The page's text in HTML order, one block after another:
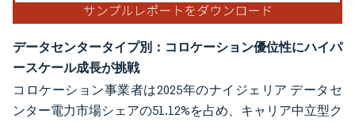
データセンタータイプ別：コロケーション優位性にハイパ
ースケール成長が挑戦
コロケーション事業者は2025年のナイジェリア データセ
ンター電力市場シェアの51.12%を占め、キャリア中立型ク